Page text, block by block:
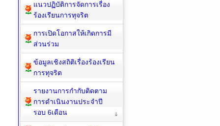
แนวปฏิบัติการจัดการเรื่อง
ร้องเรียนการทุจริต
การเปิดโอกาสให้เกิดการมี
ส่วนร่วม
ข้อมูลเชิงสถิติเรื่องร้องเรียน
การทุจริต
รายงานการกำกับติดตาม
การดำเนินงานประจำปี
รอบ 6เดือน